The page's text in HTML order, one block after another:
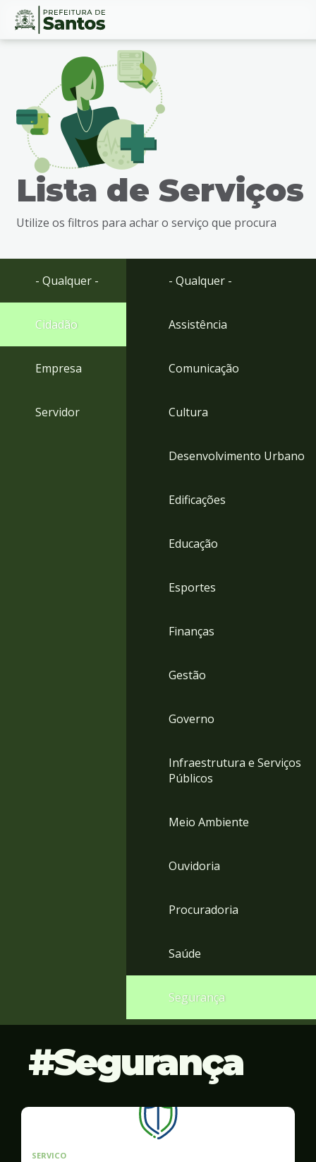
Ir
busca
Ir
rodapé
Conteúdo
Lista de Serviços
Utilize os filtros para achar o serviço que procura
- Qualquer -
Cidadão
Empresa
Servidor
- Qualquer -
Assistência
Comunicação
Cultura
Desenvolvimento Urbano
Edificações
Educação
Esportes
Finanças
Gestão
Governo
Infraestrutura e Serviços
Públicos
Meio Ambiente
Ouvidoria
Procuradoria
Saúde
Segurança
Segurança
SERVICO